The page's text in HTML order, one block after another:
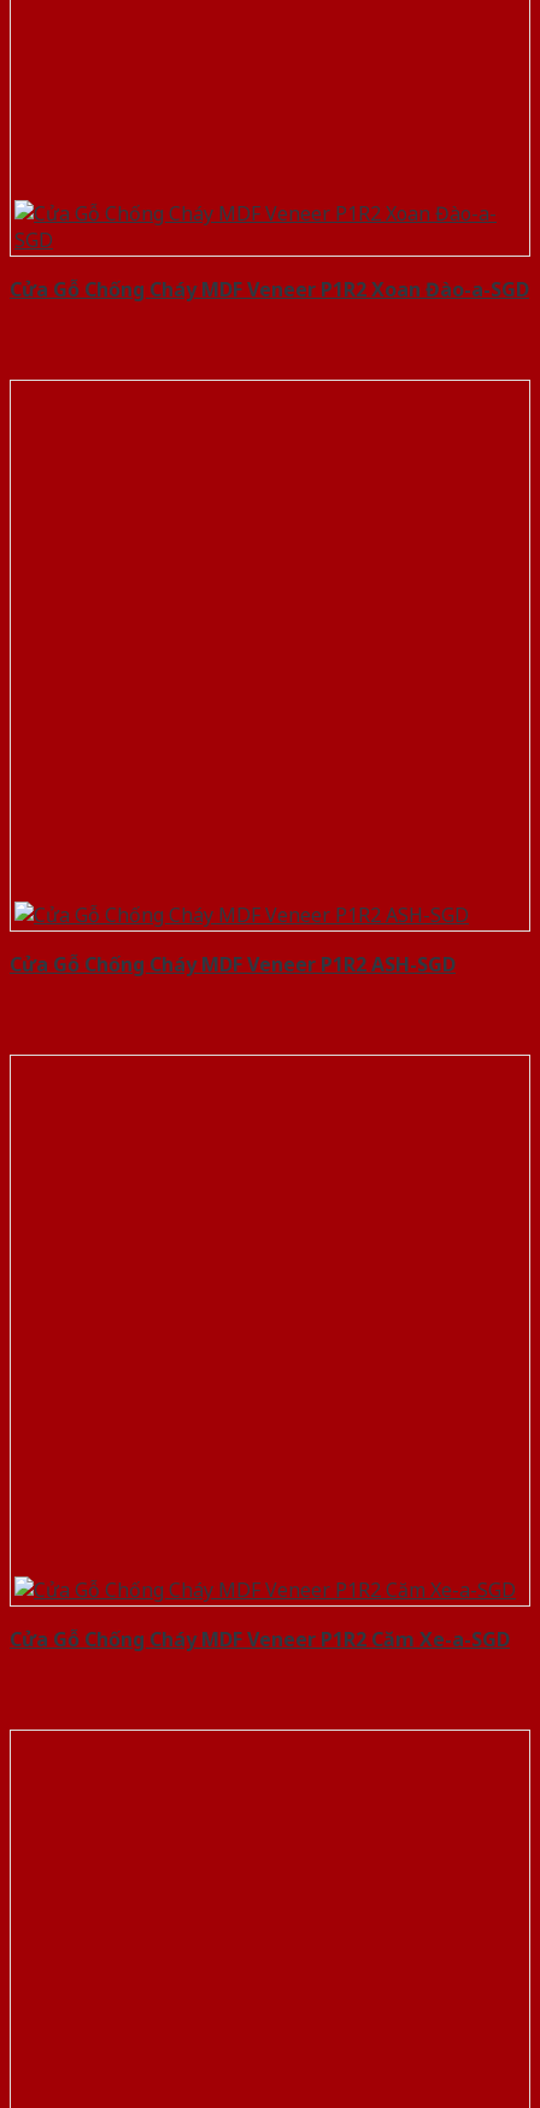
Cửa Gỗ Chống Cháy MDF Veneer P1R2 Xoan Đào-a-SGD
Cửa Gỗ Chống Cháy MDF Veneer P1R2 ASH-SGD
Cửa Gỗ Chống Cháy MDF Veneer P1R2 Căm Xe-a-SGD